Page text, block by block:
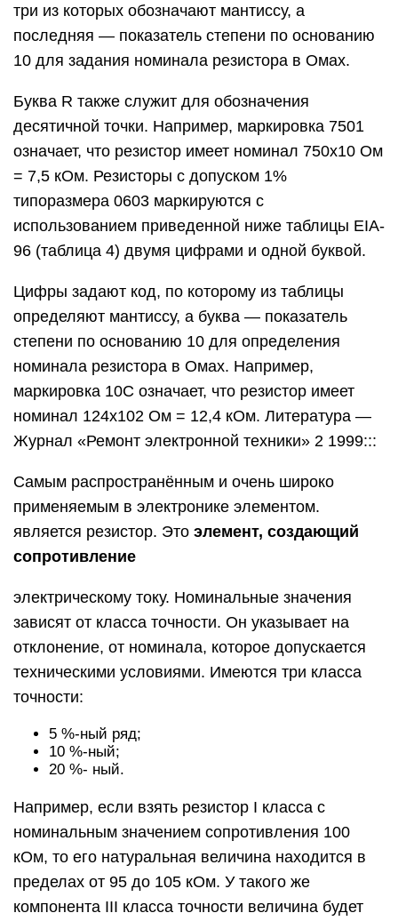
три из которых обозначают мантиссу, а
последняя — показатель степени по основанию
10 для задания номинала резистора в Омах.
Буква R также служит для обозначения
десятичной точки. Например, маркировка 7501
означает, что резистор имеет номинал 750х10 Ом
= 7,5 кОм. Резисторы с допуском 1%
типоразмера 0603 маркируются с
использованием приведенной ниже таблицы EIA-
96 (таблица 4) двумя цифрами и одной буквой.
Цифры задают код, по которому из таблицы
определяют мантиссу, а буква — показатель
степени по основанию 10 для определения
номинала резистора в Омах. Например,
маркировка 10С означает, что резистор имеет
номинал 124х102 Ом = 12,4 кОм. Литература —
Журнал «Ремонт электронной техники» 2 1999:::
Самым распространённым и очень широко
применяемым в электронике элементом.
является резистор. Это элемент, создающий
сопротивление
электрическому току. Номинальные значения
зависят от класса точности. Он указывает на
отклонение, от номинала, которое допускается
техническими условиями. Имеются три класса
точности:
5 %-ный ряд;
10 %-ный;
20 %- ный.
Например, если взять резистор I класса с
номинальным значением сопротивления 100
кОм, то его натуральная величина находится в
пределах от 95 до 105 кОм. У такого же
компонента III класса точности величина будет